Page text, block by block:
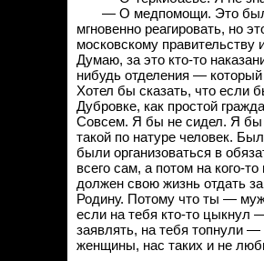
— О медпомощи. Это была
мгновенно реагировать, но
московскому
Думаю, за это кто-то
нибудь отделения — который
Хотел бы сказать, что если
Дубровке, как простой
Совсем. Я бы не сидел. Я бы
такой по натуре человек.
были организоваться в
всего сам, а потом на кого-
должен свою жизнь отдать
Родину. Потому что ты —
если на тебя кто-то
заявлять, на тебя топнули
женщины, нас таких и не